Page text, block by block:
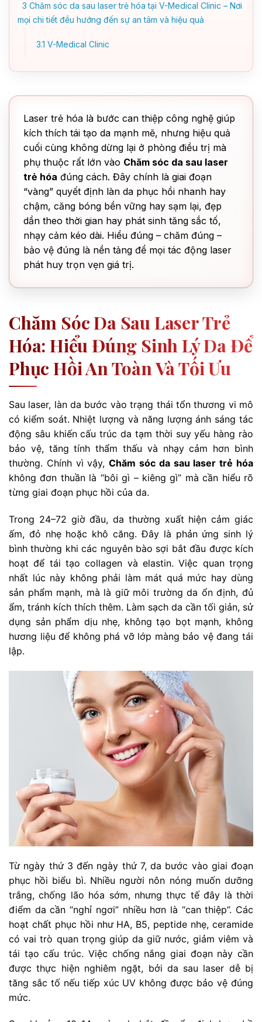
3 Chăm sóc da sau laser trẻ hóa tại V-Medical Clinic – Nơi
mọi chi tiết đều hướng đến sự an tâm và hiệu quả
3.1 V-Medical Clinic
Laser trẻ hóa là bước can thiệp công nghệ giúp
kích thích tái tạo da mạnh mẽ, nhưng hiệu quả
cuối cùng không dừng lại ở phòng điều trị mà
phụ thuộc rất lớn vào Chăm sóc da sau laser
trẻ hóa đúng cách. Đây chính là giai đoạn
“vàng” quyết định làn da phục hồi nhanh hay
chậm, căng bóng bền vững hay sạm lại, đẹp
dần theo thời gian hay phát sinh tăng sắc tố,
nhạy cảm kéo dài. Hiểu đúng – chăm đúng –
bảo vệ đúng là nền tảng để mọi tác động laser
phát huy trọn vẹn giá trị.
Chăm Sóc Da Sau Laser Trẻ
Hóa: Hiểu Đúng Sinh Lý Da Để
Phục Hồi An Toàn Và Tối Ưu
Sau laser, làn da bước vào trạng thái tổn thương vi mô
có kiểm soát. Nhiệt lượng và năng lượng ánh sáng tác
động sâu khiến cấu trúc da tạm thời suy yếu hàng rào
bảo vệ, tăng tính thẩm thấu và nhạy cảm hơn bình
thường. Chính vì vậy,Chăm sóc da sau laser trẻ hóa
không đơn thuần là “bôi gì – kiêng gì” mà cần hiểu rõ
từng giai đoạn phục hồi của da.
Trong 24–72 giờ đầu, da thường xuất hiện cảm giác
ấm, đỏ nhẹ hoặc khô căng. Đây là phản ứng sinh lý
bình thường khi các nguyên bào sợi bắt đầu được kích
hoạt để tái tạo collagen và elastin. Việc quan trọng
nhất lúc này không phải làm mát quá mức hay dùng
sản phẩm mạnh, mà là giữ môi trường da ổn định, đủ
ẩm, tránh kích thích thêm. Làm sạch da cần tối giản, sử
dụng sản phẩm dịu nhẹ, không tạo bọt mạnh, không
hương liệu để không phá vỡ lớp màng bảo vệ đang tái
lập.
Từ ngày thứ 3 đến ngày thứ 7, da bước vào giai đoạn
phục hồi biểu bì. Nhiều người nôn nóng muốn dưỡng
trắng, chống lão hóa sớm, nhưng thực tế đây là thời
điểm da cần “nghỉ ngơi” nhiều hơn là “can thiệp”. Các
hoạt chất phục hồi như HA, B5, peptide nhẹ, ceramide
có vai trò quan trọng giúp da giữ nước, giảm viêm và
tái tạo cấu trúc. Việc chống nắng giai đoạn này cần
được thực hiện nghiêm ngặt, bởi da sau laser dễ bị
tăng sắc tố nếu tiếp xúc UV không được bảo vệ đúng
mức.